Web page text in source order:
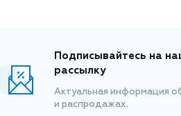
Подписывайтесь на
рассылку
Актуальная информация
и распродажах.